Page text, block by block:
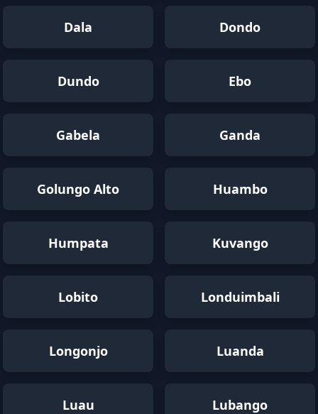
Dala Dondo
Dundo Ebo
Gabela Ganda
Golungo Alto Huambo
Humpata Kuvango
Lobito Londuimbali
Longonjo Luanda
Luau Lubango